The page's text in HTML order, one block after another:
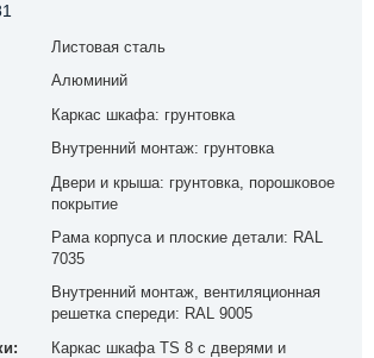
Листовая сталь
Алюминий
Каркас шкафа: грунтовка
Внутренний монтаж: грунтовка
Двери и крыша: грунтовка, порошковое
покрытие
Рама корпуса и плоские детали: RAL
7035
Внутренний монтаж, вентиляционная
решетка спереди: RAL 9005
Каркас шкафа TS 8 с дверями и